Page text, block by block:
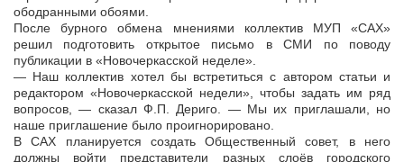
ободранными обоями.
После бурного обмена мнениями коллектив МУП «САХ»
решил подготовить открытое письмо в СМИ по поводу
публикации в «Новочеркасской неделе».
— Наш коллектив хотел бы встретиться с автором статьи и
редактором «Новочеркасской недели», чтобы задать им ряд
вопросов, — сказал Ф.П. Дериго. — Мы их приглашали, но
наше приглашение было проигнорировано.
В САХ планируется создать Общественный совет, в него
должны войти представители разных слоёв городского